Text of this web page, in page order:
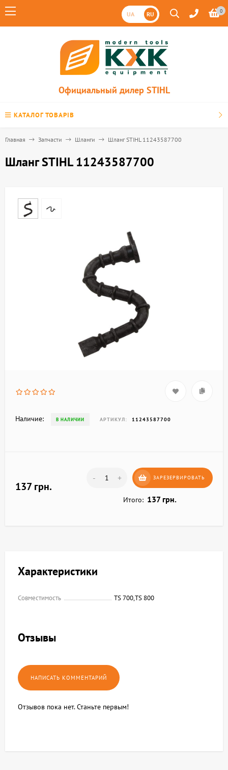
UA RU 0
Официальный дилер STIHL
КАТАЛОГ ТОВАРІВ
Главная Запчасти Шланги Шланг STIHL 11243587700
Шланг STIHL 11243587700
Наличие: В НАЛИЧИИ АРТИКУЛ: 11243587700
137 грн.
- + ЗАРЕЗЕРВИРОВАТЬ
Итого: 137 грн.
Характеристики
Совместимость TS 700,TS 800
Отзывы
Отзывов пока нет. Станьте первым!